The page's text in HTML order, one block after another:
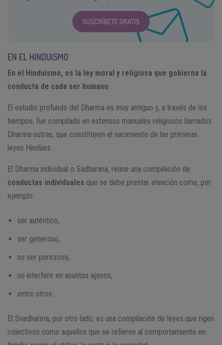
SUSCRÍBETE GRATIS
EN EL HINDUISMO
En el Hinduismo, es la ley moral y religiosa que gobierna la
conducta de cada ser humano
El estudio profundo del Dharma es muy antiguo y, a través de los
tiempos, fue compilado en extensos manuales religiosos llamados
Dharma-sutras, que constituyen el nacimiento de las primeras
leyes Hindúes.
El Dharma individual o Sadharana, reúne una compilación de
conductas individuales que se debe prestar atención como, por
ejemplo:
ser auténtico,
ser generoso,
no ser perezoso,
no interferir en asuntos ajenos,
entre otros.
El Svadharma, por otro lado, es una compilación de leyes que rigen
colectivos como aquellos que se refieren al comportamiento en